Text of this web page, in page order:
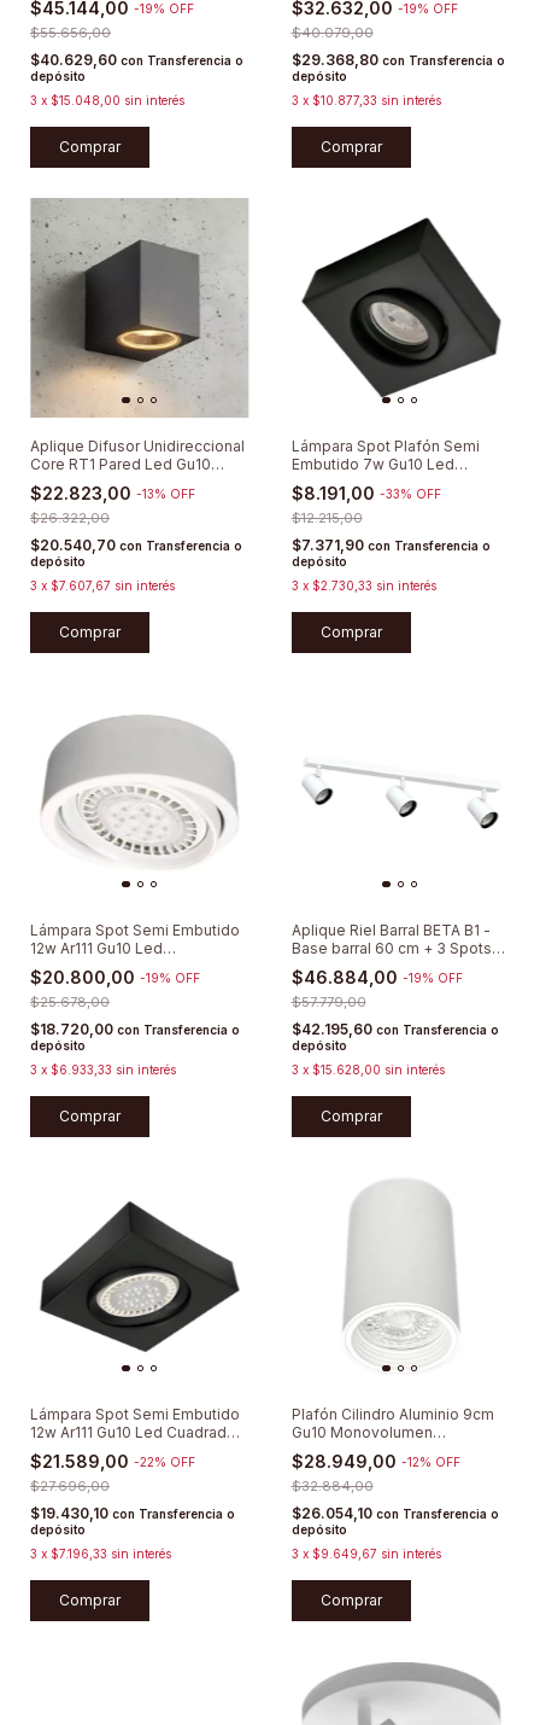
$45.144,00 -19% OFF
$55.656,00
$40.629,60 con Transferencia o
depósito
3 x $15.048,00 sin interés
Comprar
$32.632,00 -19% OFF
$40.079,00
$29.368,80 con Transferencia o
depósito
3 x $10.877,33 sin interés
Comprar
Aplique Difusor Unidireccional
Core RT1 Pared Led Gu10
Aluminio
$22.823,00 -13% OFF
$26.322,00
$20.540,70 con Transferencia o
depósito
3 x $7.607,67 sin interés
Comprar
Lámpara Spot Plafón Semi
Embutido 7w Gu10 Led
Cuadrado Móvil
$8.191,00 -33% OFF
$12.215,00
$7.371,90 con Transferencia o
depósito
3 x $2.730,33 sin interés
Comprar
Lámpara Spot Semi Embutido
12w Ar111 Gu10 Led
Dimerizable
$20.800,00 -19% OFF
$25.678,00
$18.720,00 con Transferencia o
depósito
3 x $6.933,33 sin interés
Comprar
Aplique Riel Barral BETA B1 -
Base barral 60 cm + 3 Spots
Direccionables
$46.884,00 -19% OFF
$57.779,00
$42.195,60 con Transferencia o
depósito
3 x $15.628,00 sin interés
Comprar
Lámpara Spot Semi Embutido
12w Ar111 Gu10 Led Cuadrado
Móvil Sigma4 AR111
$21.589,00 -22% OFF
$27.696,00
$19.430,10 con Transferencia o
depósito
3 x $7.196,33 sin interés
Comprar
Plafón Cilindro Aluminio 9cm
Gu10 Monovolumen
Minimalista
$28.949,00 -12% OFF
$32.884,00
$26.054,10 con Transferencia o
depósito
3 x $9.649,67 sin interés
Comprar